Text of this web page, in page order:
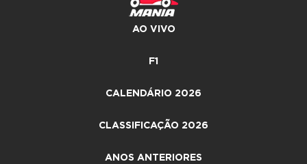
AO VIVO
F1
CALENDÁRIO 2026
CLASSIFICAÇÃO 2026
ANOS ANTERIORES